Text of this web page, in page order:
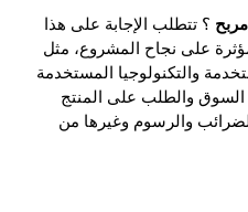
؟ تتطلب الإجابة على هذا
على نجاح المشروع، مثل
والتكنولوجيا المستخدمة
السوق والطلب على المنتج
والرسوم وغيرها من